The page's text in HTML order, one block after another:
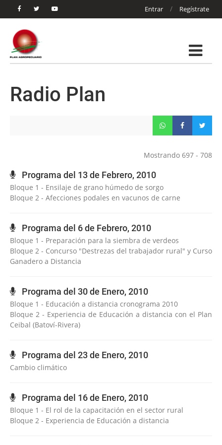
Entrar / Regístrate
Radio Plan
Mostrando 697 - 708
Programa del 13 de Febrero, 2010
Bloque 1 - Ensilaje de grano húmedo de sorgo
Bloque 2 - Afecciones podales en vacunos de carne
Programa del 6 de Febrero, 2010
Bloque 1 - Preparación para la siembra de verdeos
Bloque 2 - Concurso "Destrezas del trabajador rural" y Curso
Ganadero a Distancia
Programa del 30 de Enero, 2010
Bloque 1 - Educación a distancia cronograma 2010
Bloque 2 - Experiencia de Educación a distancia con el Plan
Ceibal (Batoví-Rivera)
Programa del 23 de Enero, 2010
Cambio climático
Programa del 16 de Enero, 2010
Bloque 1 - El rol de la capacitación en el sector rural
Bloque 2 - Experiencia de Educación a distancia